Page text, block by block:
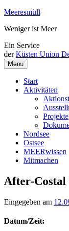
Weiter
Inhalt
Meeresmüll
Weniger ist Meer
Ein Service
derKüsten Union
Menu
Start
Aktivitäten
Projekte
Nordsee
Ostsee
MEERwissen
Mitmachen
After-Costal
Eingegeben am
Datum/Zeit: